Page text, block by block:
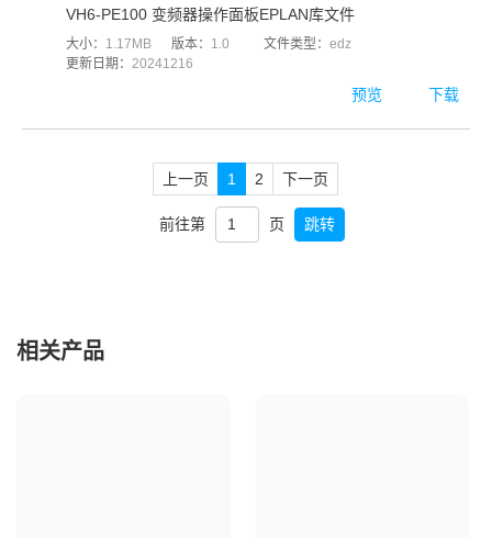
预览 下载
VH6-PE100 变频器操作面板EPLAN库文件
大小： 1.17MB 版本： 1.0 文件类型： edz
更新日期： 20241216
上一页 1 2 下一页
前往第 页 跳转
相关产品